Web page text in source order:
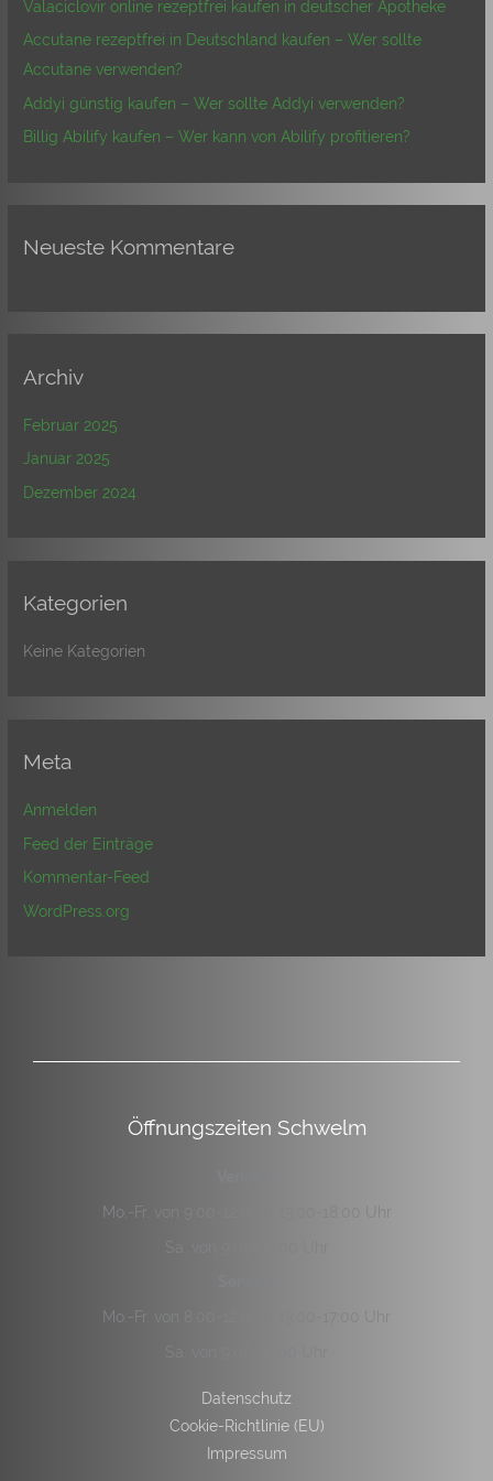
h
:
Valaciclovir online rezeptfrei kaufen in deutscher Apotheke
Accutane rezeptfrei in Deutschland kaufen – Wer sollte
Accutane verwenden?
Addyi günstig kaufen – Wer sollte Addyi verwenden?
Billig Abilify kaufen – Wer kann von Abilify profitieren?
Neueste Kommentare
Archiv
Februar 2025
Januar 2025
Dezember 2024
Kategorien
Keine Kategorien
Meta
Anmelden
Feed der Einträge
Kommentar-Feed
WordPress.org
Öffnungszeiten Schwelm
Mo.-Fr. von 9:00-12:00 & 13:00-18:00 Uhr
Mo.-Fr. von 8:00-12:00 & 13:00-17:00 Uhr
Datenschutz
Cookie-Richtlinie (EU)
Impressum